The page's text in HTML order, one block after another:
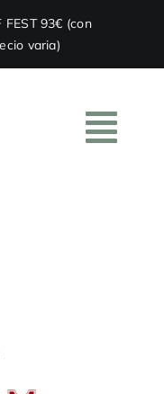
FEST 93€ (con
varia)